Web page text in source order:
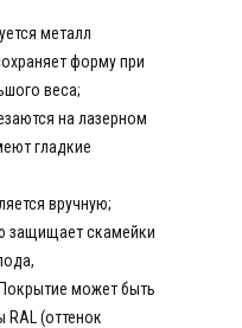
металл
форму при
веса;
на лазерном
гладкие
вручную;
защищает скамейки
может быть
RAL (оттенок